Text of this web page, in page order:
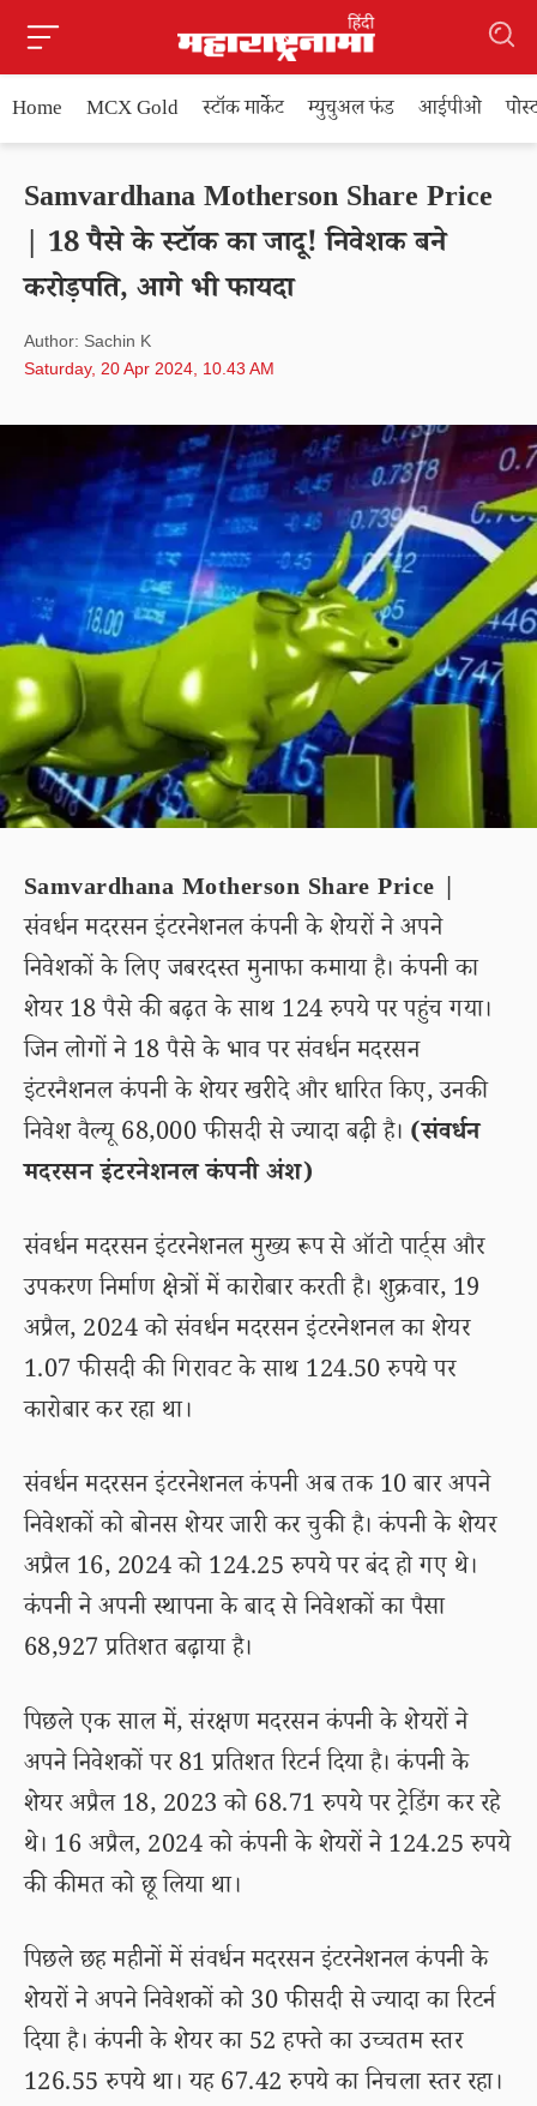
Home MCX Gold स्टॉक मार्केट म्युचुअल फंड आईपीओ
Samvardhana Motherson Share Price
| 18 पैसे के स्टॉक का जादू! निवेशक बने
करोड़पति, आगे भी फायदा
Author: Sachin K
Saturday, 20 Apr 2024, 10.43 AM
Samvardhana Motherson Share Price |
संवर्धन मदरसन इंटरनेशनल कंपनी के शेयरों ने अपने
निवेशकों के लिए जबरदस्त मुनाफा कमाया है। कंपनी का
शेयर 18 पैसे की बढ़त के साथ 124 रुपये पर पहुंच गया।
जिन लोगों ने 18 पैसे के भाव पर संवर्धन मदरसन
इंटरनैशनल कंपनी के शेयर खरीदे और धारित किए, उनकी
निवेश वैल्यू 68,000 फीसदी से ज्यादा बढ़ी है। (संवर्धन
मदरसन इंटरनेशनल कंपनी अंश)
संवर्धन मदरसन इंटरनेशनल मुख्य रूप से ऑटो पार्ट्स और
उपकरण निर्माण क्षेत्रों में कारोबार करती है। शुक्रवार, 19
अप्रैल, 2024 को संवर्धन मदरसन इंटरनेशनल का शेयर
1.07 फीसदी की गिरावट के साथ 124.50 रुपये पर
कारोबार कर रहा था।
संवर्धन मदरसन इंटरनेशनल कंपनी अब तक 10 बार अपने
निवेशकों को बोनस शेयर जारी कर चुकी है। कंपनी के शेयर
अप्रैल 16, 2024 को 124.25 रुपये पर बंद हो गए थे।
कंपनी ने अपनी स्थापना के बाद से निवेशकों का पैसा
68,927 प्रतिशत बढ़ाया है।
पिछले एक साल में, संरक्षण मदरसन कंपनी के शेयरों ने
अपने निवेशकों पर 81 प्रतिशत रिटर्न दिया है। कंपनी के
शेयर अप्रैल 18, 2023 को 68.71 रुपये पर ट्रेडिंग कर रहे
थे। 16 अप्रैल, 2024 को कंपनी के शेयरों ने 124.25 रुपये
की कीमत को छू लिया था।
पिछले छह महीनों में संवर्धन मदरसन इंटरनेशनल कंपनी के
शेयरों ने अपने निवेशकों को 30 फीसदी से ज्यादा का रिटर्न
दिया है। कंपनी के शेयर का 52 हफ्ते का उच्चतम स्तर
126.55 रुपये था। यह 67.42 रुपये का निचला स्तर रहा।